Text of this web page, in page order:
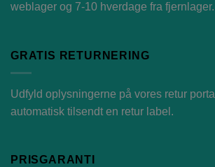
weblager og 7-10 hverdage fra fjernlager.
GRATIS RETURNERING
Udfyld oplysningerne på vores retur portal
automatisk tilsendt en retur label.
PRISGARANTI